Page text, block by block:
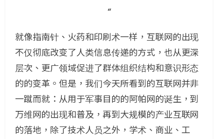
“
就像指南针、火药和印刷术一样，互联网的出现
不仅彻底改变了人类信息传递的方式，也从更深
层次、更广领域促进了群体组织结构和意识形态
的的变革。但是，我们今天所看到的互联网并非
一蹴而就：从用于军事目的的阿帕网的诞生，到
万维网的出现和普及，再到大规模的产业互联网
的落地，除了技术人员之外，学术、商业、工